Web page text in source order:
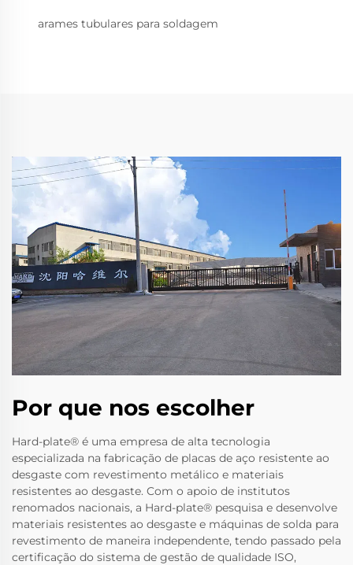
arames tubulares para soldagem
Por que nos escolher
Hard-plate® é uma empresa de alta tecnologia
especializada na fabricação de placas de aço resistente ao
desgaste com revestimento metálico e materiais
resistentes ao desgaste. Com o apoio de institutos
renomados nacionais, a Hard-plate® pesquisa e desenvolve
materiais resistentes ao desgaste e máquinas de solda para
revestimento de maneira independente, tendo passado pela
certificação do sistema de gestão de qualidade ISO,